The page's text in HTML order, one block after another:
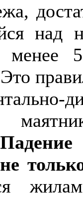
над
менее
Падение